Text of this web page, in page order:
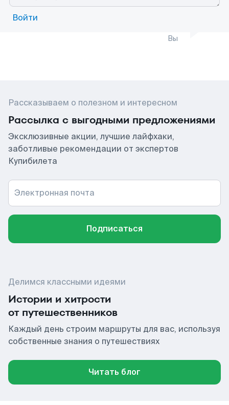
Войти
Вы
Рассказываем о полезном и интересном
Рассылка с выгодными предложениями
Эксклюзивные акции, лучшие лайфхаки,
заботливые рекомендации от экспертов
Купибилета
Электронная почта
Подписаться
Делимся классными идеями
Истории и хитрости
от путешественников
Каждый день строим маршруты для вас, используя
собственные знания о путешествиях
Читать блог